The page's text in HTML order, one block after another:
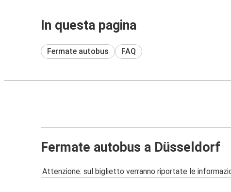
In questa pagina
Fermate autobus FAQ
Fermate autobus a Düsseldorf
Attenzione: sul biglietto verranno riportate le